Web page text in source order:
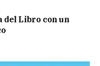
del Libro con un